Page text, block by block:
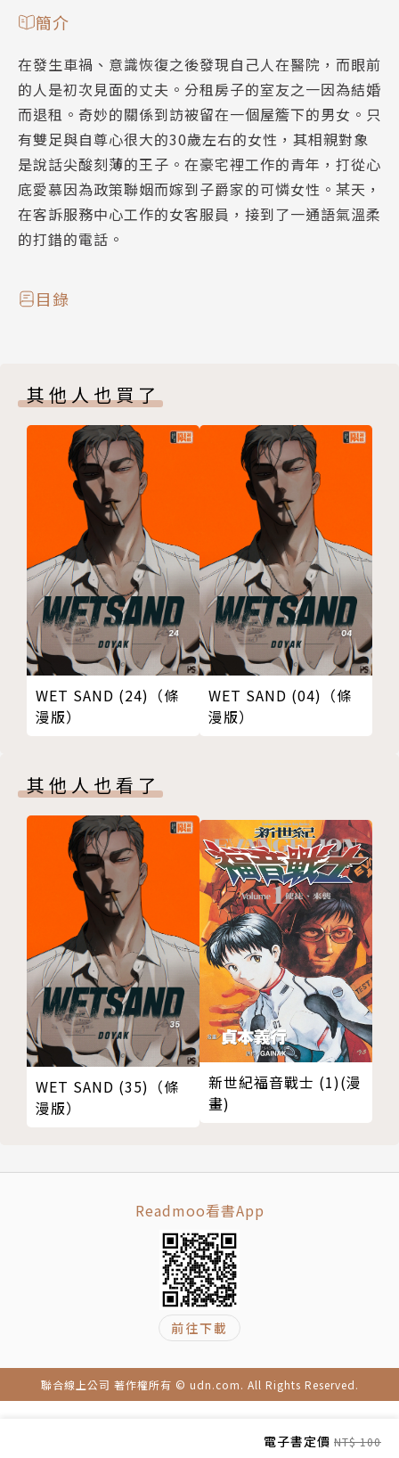
電子書定價 NT$ 100
簡介
在發生車禍、意識恢復之後發現自己人在醫院，而眼前
的人是初次見面的丈夫。分租房子的室友之一因為結婚
而退租。奇妙的關係到訪被留在一個屋簷下的男女。只
有雙足與自尊心很大的30歲左右的女性，其相親對象
是說話尖酸刻薄的王子。在豪宅裡工作的青年，打從心
底愛慕因為政策聯姻而嫁到子爵家的可憐女性。某天，
在客訴服務中心工作的女客服員，接到了一通語氣溫柔
的打錯的電話。
目錄
其他人也買了
WET SAND (24)（條
漫版）
WET SAND (04)（條
漫版）
其他人也看了
WET SAND (35)（條
漫版）
新世紀福音戰士 (1)(漫
畫)
Readmoo看書App
前往下載
聯合線上公司 著作權所有 © udn.com. All Rights Reserved.